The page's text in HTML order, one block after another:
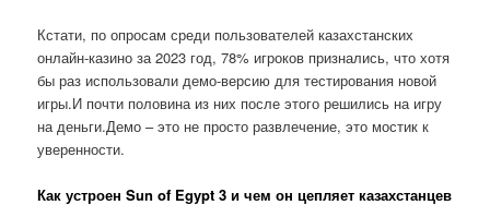
Кстати, по опросам среди пользователей казахстанских
онлайн-казино за 2023 год, 78% игроков признались, что хотя
бы раз использовали демо-версию для тестирования новой
игры.И почти половина из них после этого решились на игру
на деньги.Демо – это не просто развлечение, это мостик к
уверенности.
Как устроен Sun of Egypt 3 и чем он цепляет казахстанцев